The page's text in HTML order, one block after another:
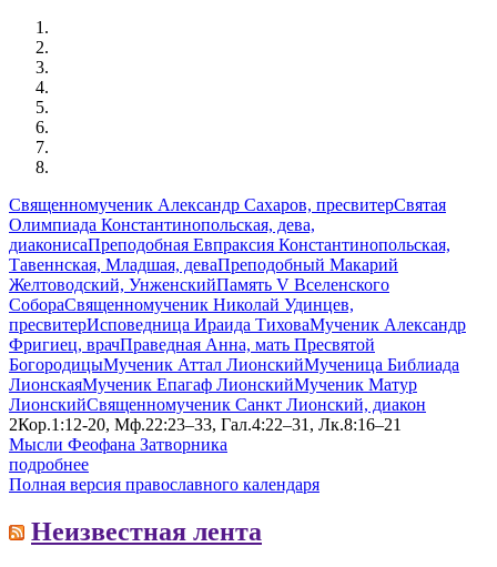
Священномученик Александр Сахаров, пресвитерСвятая
Олимпиада Константинопольская, дева,
диаконисаПреподобная Евпраксия Константинопольская,
Тавеннская, Младшая, деваПреподобный Макарий
Желтоводский, УнженскийПамять V Вселенского
СобораСвященномученик Николай Удинцев,
пресвитерИсповедница Ираида ТиховаМученик Александр
Фригиец, врачПраведная Анна, мать Пресвятой
БогородицыМученик Аттал ЛионскийМученица Библиада
ЛионскаяМученик Епагаф ЛионскийМученик Матур
ЛионскийСвященномученик Санкт Лионский, диакон
2Кор.1:12-20, Мф.22:23–33, Гал.4:22–31, Лк.8:16–21
Мысли Феофана Затворника
подробнее
Полная версия православного календаря
Неизвестная лента